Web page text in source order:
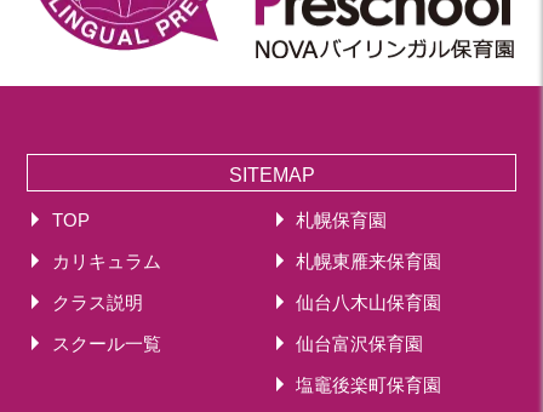
SITEMAP
TOP
カリキュラム
クラス説明
スクール一覧
札幌保育園
札幌東雁来保育園
仙台八木山保育園
仙台富沢保育園
塩竈後楽町保育園